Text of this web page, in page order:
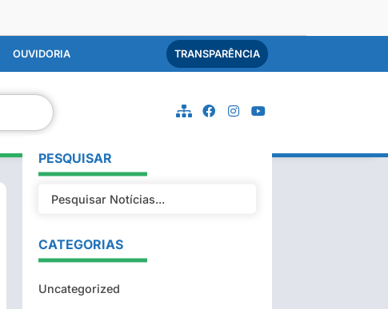
OUVIDORIA TRANSPARÊNCIA
PESQUISAR
CATEGORIAS
Uncategorized